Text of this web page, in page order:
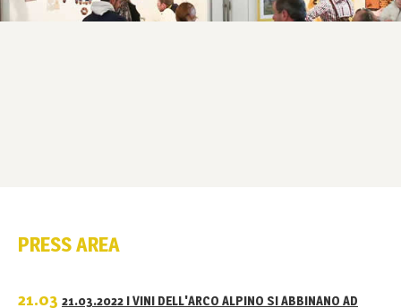
PRESS AREA
21.03 21.03.2022 I VINI DELL'ARCO ALPINO SI ABBINANO AD